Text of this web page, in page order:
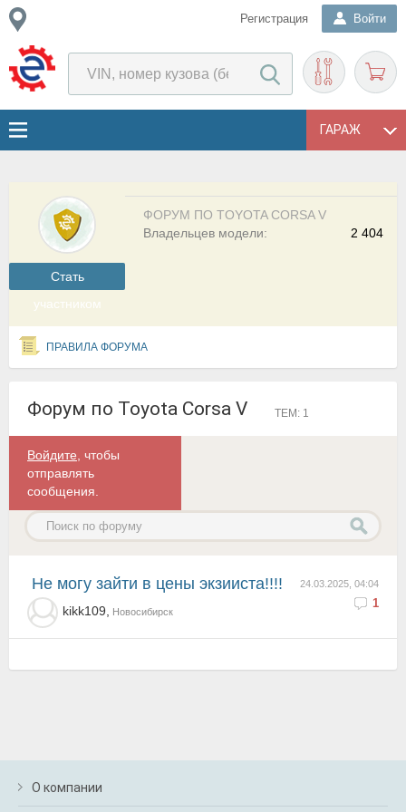
Регистрация Войти
ГАРАЖ
Cтать
участником
ФОРУМ ПО TOYOTA CORSA V
2 404
Владельцев модели:
ПРАВИЛА ФОРУМА
Форум по Toyota Corsa V ТЕМ: 1
Войдите , чтобы
отправлять
сообщения.
24.03.2025, 04:04
1
не могу зайти в цены экзииста!!!!
kikk109, Новосибирск
О компании